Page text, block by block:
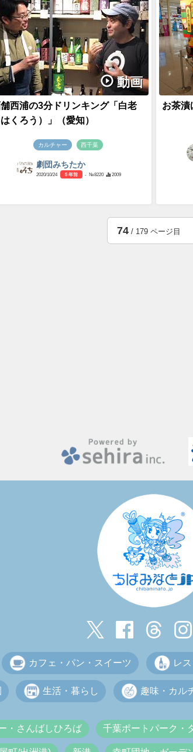
動画
西浦の3分ドリンキング「白老
はくろう）」（愛知）
カルチャー 西千葉
劇団みちたか
2020/10/24 5 年前 - №8220 2009
お茶漬
74/ 179 ページ目
カフェ・パン・スイーツ レ
生活・暮らし 趣味・カル
・さんばしひろば 千葉ポートパーク・